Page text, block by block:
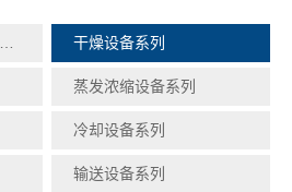
市政、工业污泥干燥设备系列 干燥设备系列
蒸发浓缩设备系列
冷却设备系列
输送设备系列